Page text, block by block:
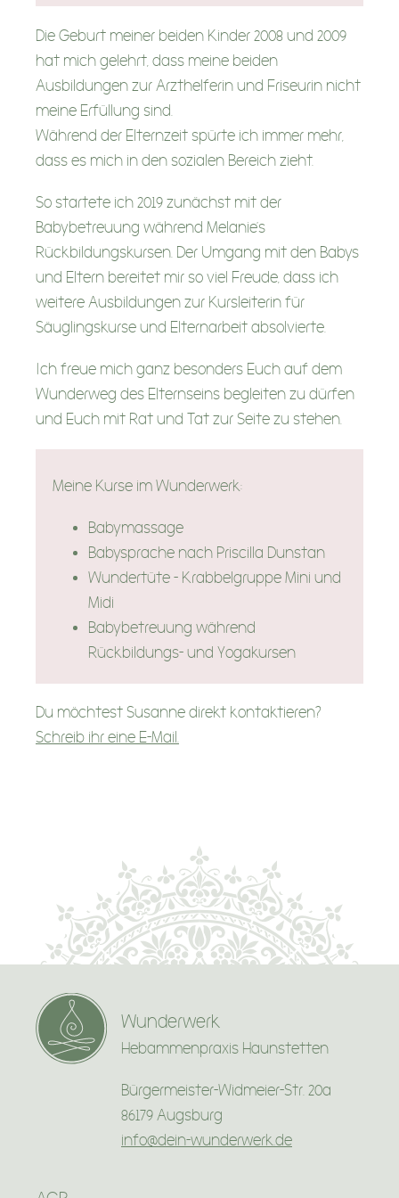
Unsere Videokurse
Unsere Geschenke
Eltern-Café
Dein Eltern-Cafè
Schwangeren-Brunch
Die Geburt meiner beiden Kinder 2008 und 2009
hat mich gelehrt, dass meine beiden
Ausbildungen zur Arzthelferin und Friseurin nicht
meine Erfüllung sind.
Während der Elternzeit spürte ich immer mehr,
dass es mich in den sozialen Bereich zieht.
So startete ich 2019 zunächst mit der
Babybetreuung während Melanie’s
Rückbildungskursen. Der Umgang mit den Babys
und Eltern bereitet mir so viel Freude, dass ich
weitere Ausbildungen zur Kursleiterin für
Säuglingskurse und Elternarbeit absolvierte.
Ich freue mich ganz besonders Euch auf dem
Wunderweg des Elternseins begleiten zu dürfen
und Euch mit Rat und Tat zur Seite zu stehen.
Meine Kurse im Wunderwerk:
Babymassage
Babysprache nach Priscilla Dunstan
Wundertüte - Krabbelgruppe Mini und
Midi
Babybetreuung während
Rückbildungs- und Yogakursen
Du möchtest Susanne direkt kontaktieren?
Schreib ihr eine E-Mail.
Wunderwerk
Hebammenpraxis Haunstetten
Bürgermeister-Widmeier-Str. 20a
86179 Augsburg
info@dein-wunderwerk.de